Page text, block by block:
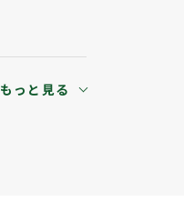
もっと見る